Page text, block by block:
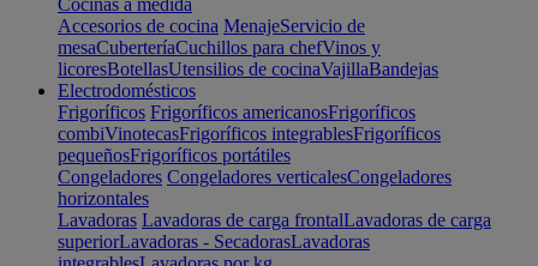
Cocinas a medida
Accesorios de cocina MenajeServicio de
mesaCuberteríaCuchillos para chefVinos y
licoresBotellasUtensilios de cocinaVajillaBandejas
Electrodomésticos
Frigoríficos Frigoríficos americanosFrigoríficos
combiVinotecasFrigoríficos integrablesFrigoríficos
pequeñosFrigoríficos portátiles
Congeladores Congeladores verticalesCongeladores
horizontales
Lavadoras Lavadoras de carga frontalLavadoras de carga
superiorLavadoras - SecadorasLavadoras